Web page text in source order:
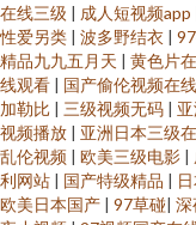
在线三级 | 成人短视频app
性爱另类 | 波多野结衣 |
精品九九五月天 | 黄色片
线观看 | 国产偷伦视频在线
加勒比 | 三级视频无码 |
视频播放 | 亚洲日本三级
乱伦视频 | 欧美三级电影 |
利网站 | 国产特级精品 |
欧美日本国产 | 97草碰| 深